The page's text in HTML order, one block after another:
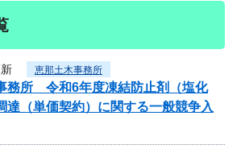
恵那土木事務所
務所 令和6年度凍結防止剤（塩化
達（単価契約）に関する一般競争入